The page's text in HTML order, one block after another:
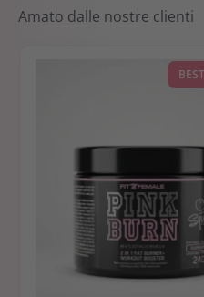
Amato dalle nostre clienti